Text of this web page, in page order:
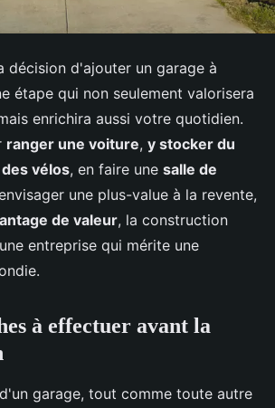
décision d'ajouter un garage à
étape qui non seulement valorisera
enrichira aussi votre quotidien.
ranger une voiture, y stocker du
vélos, en faire une salle de
une plus-value à la revente,
de valeur, la construction
entreprise qui mérite une
à effectuer avant la
garage, tout comme toute autre